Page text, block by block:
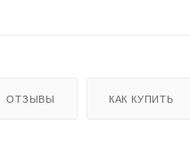
ОТЗЫВЫ КАК КУПИТЬ